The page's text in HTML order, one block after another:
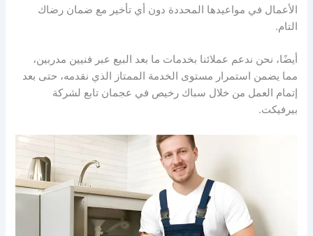
الأعمال في مواعيدها المحددة دون أي تأخير مع ضمان رضاك
التام.
أيضًا، نحن ندعم عملائنا بخدمات ما بعد البيع عبر فنيين مدربين،
مما يضمن استمرار مستوى الخدمة الممتاز الذي نقدمه، حتى بعد
إتمام العمل من خلال سباك رخيص في عجمان تابع لشركة
بيرفيكت.